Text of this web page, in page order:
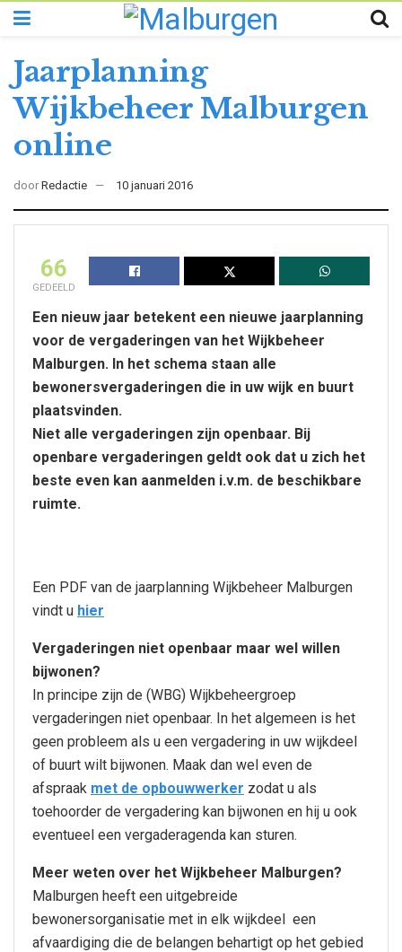
Jaarplanning
Wijkbeheer Malburgen
online
door Redactie 10 januari 2016
66
GEDEELD
Een nieuw jaar betekent een nieuwe jaarplanning
voor de vergaderingen van het Wijkbeheer
Malburgen. In het schema staan alle
bewonersvergaderingen die in uw wijk en buurt
plaatsvinden.
Niet alle vergaderingen zijn openbaar. Bij
openbare vergaderingen geldt ook dat u zich het
beste even kan aanmelden i.v.m. de beschikbare
ruimte.
Een PDF van de jaarplanning Wijkbeheer Malburgen
vindt u hier
Vergaderingen niet openbaar maar wel willen
bijwonen?
In principe zijn de (WBG) Wijkbeheergroep
vergaderingen niet openbaar. In het algemeen is het
geen probleem als u een vergadering in uw wijkdeel
of buurt wilt bijwonen. Maak dan wel even de
afspraak met de opbouwwerker zodat u als
toehoorder de vergadering kan bijwonen en hij u ook
eventueel een vergaderagenda kan sturen.
Meer weten over het Wijkbeheer Malburgen?
Malburgen heeft een uitgebreide
bewonersorganisatie met in elk wijkdeel een
afvaardiging die de belangen behartigt op het gebied